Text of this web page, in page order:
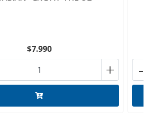
$7.990
+ -